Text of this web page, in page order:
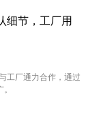
细节，工厂用
工厂通力合作，通过